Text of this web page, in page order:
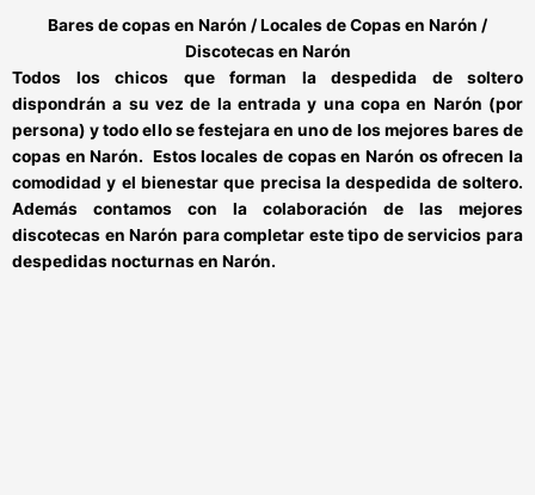
Bares de copas en Narón / Locales de Copas en Narón /
Discotecas en Narón
Todos los chicos que forman la despedida de soltero
dispondrán a su vez de la entrada y una copa en Narón (por
persona) y todo ello se festejara en uno de los mejoresbares de
copas en Narón. Estoslocales de copas en Narón os ofrecen la
comodidad y el bienestar que precisa la despedida de soltero.
Además contamos con la colaboración de las mejores
discotecas en Narón para completar este tipo deservicios para
despedidas nocturnas en Narón.